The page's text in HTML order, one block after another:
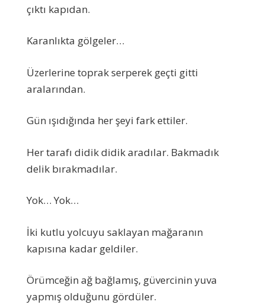
çıktı kapıdan.
Karanlıkta gölgeler…
Üzerlerine toprak serperek geçti gitti
aralarından.
Gün ışıdığında her şeyi fark ettiler.
Her tarafı didik didik aradılar. Bakmadık
delik bırakmadılar.
Yok… Yok…
İki kutlu yolcuyu saklayan mağaranın
kapısına kadar geldiler.
Örümceğin ağ bağlamış, güvercinin yuva
yapmış olduğunu gördüler.